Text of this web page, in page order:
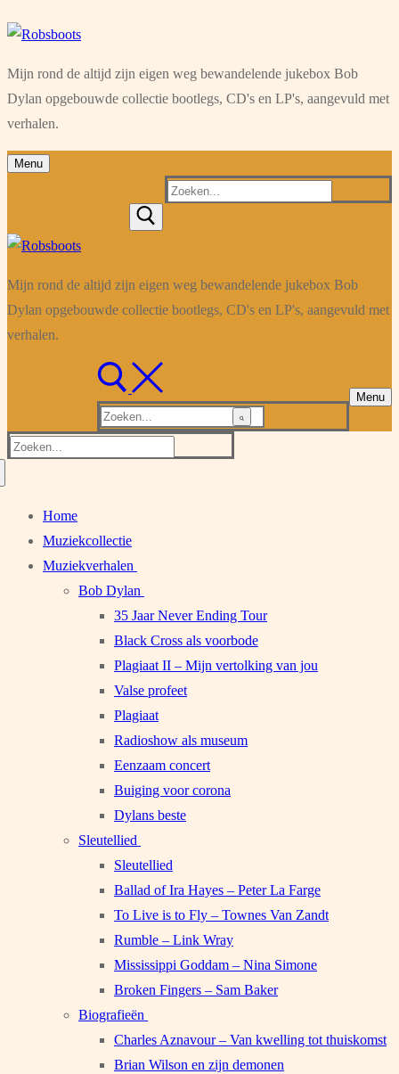
Ga
de
inhoud
Menu
Sluiten
Mijn rond de altijd zijn eigen weg bewandelende jukebox Bob
Dylan opgebouwde collectie bootlegs, CD's en LP's, aangevuld met
verhalen.
Menu
Zoeken
Mijn rond de altijd zijn eigen weg bewandelende jukebox Bob
Dylan opgebouwde collectie bootlegs, CD's en LP's, aangevuld met
verhalen.
Zoeken
naar:
Menu
Zoeken
Home
Muziekcollectie
Muziekverhalen
Bob Dylan
35 Jaar Never Ending Tour
Black Cross als voorbode
Plagiaat II – Mijn vertolking van jou
Valse profeet
Plagiaat
Radioshow als museum
Eenzaam concert
Buiging voor corona
Dylans beste
Sleutellied
Sleutellied
Ballad of Ira Hayes – Peter La Farge
To Live is to Fly – Townes Van Zandt
Rumble – Link Wray
Mississippi Goddam – Nina Simone
Broken Fingers – Sam Baker
Biografieën
Charles Aznavour – Van kwelling tot thuiskomst
Brian Wilson en zijn demonen